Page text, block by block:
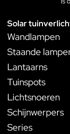
Solar
Wandlampen
Staande
Lantaarns
Tuinspots
Lichtsnoeren
Schijnwerpers
Series